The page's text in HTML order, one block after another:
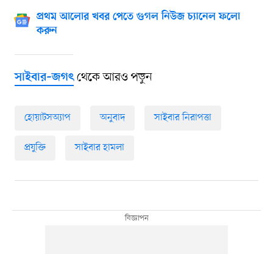
প্রথম আলোর খবর পেতে গুগল নিউজ চ্যানেল ফলো
করুন
সাইবার–জগৎথেকে আরও পড়ুন
হোয়াটসঅ্যাপ অনুবাদ সাইবার নিরাপত্তা
প্রযুক্তি সাইবার হামলা